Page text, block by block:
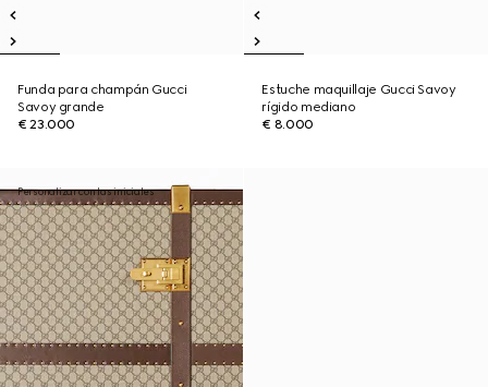
Funda para champán Gucci
Savoy grande
€ 23.000
Estuche maquillaje Gucci Savoy
rígido mediano
€ 8.000
Personalizar con las iniciales